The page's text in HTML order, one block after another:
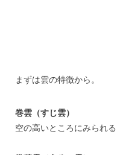
まずは雲の特徴から。
巻雲（すじ雲）
空の高いところにみられ